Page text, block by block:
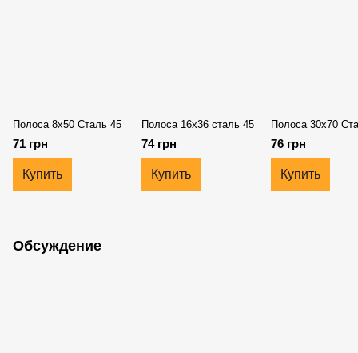
Полоса 8х50 Сталь 45
71 грн
Купить
Полоса 16х36 сталь 45
74 грн
Купить
Полоса 30х70
76 грн
Купить
Обсуждение